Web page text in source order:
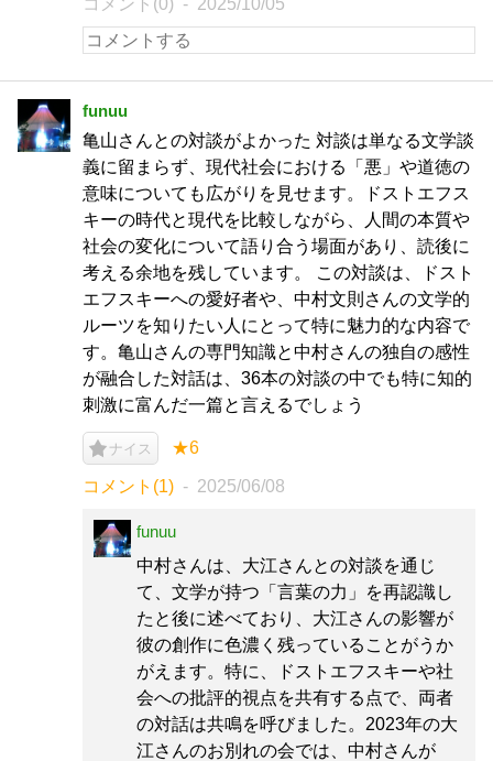
コメント(0) 2025/10/05
funuu
亀山さんとの対談がよかった 対談は単なる文学談
義に留まらず、現代社会における「悪」や道徳の
意味についても広がりを見せます。ドストエフス
キーの時代と現代を比較しながら、人間の本質や
社会の変化について語り合う場面があり、読後に
考える余地を残しています。 この対談は、ドスト
エフスキーへの愛好者や、中村文則さんの文学的
ルーツを知りたい人にとって特に魅力的な内容で
す。亀山さんの専門知識と中村さんの独自の感性
が融合した対話は、36本の対談の中でも特に知的
刺激に富んだ一篇と言えるでしょう
ナイス ★6
コメント(1) 2025/06/08
funuu
中村さんは、大江さんとの対談を通じ
て、文学が持つ「言葉の力」を再認識し
たと後に述べており、大江さんの影響が
彼の創作に色濃く残っていることがうか
がえます。特に、ドストエフスキーや社
会への批評的視点を共有する点で、両者
の対話は共鳴を呼びました。2023年の大
江さんのお別れの会では、中村さんが